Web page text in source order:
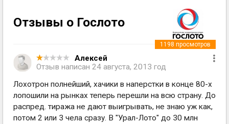
Отзывы о Гослото
Алексей
Отзыв написан 24 августа, 2013 год
1198 просмотров
Лохотрон полнейший, хачики в наперстки в конце 80-х
лопошили на рынках теперь перешли на всю страну. До
распред. тиража не дают выигрывать, не знаю уж как,
потом 2 или 3 чела сразу. В "Урал-Лото" до 30 млн